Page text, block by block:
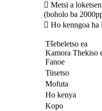
 Metsi a
(boholo ba
 Ho kenngoa ha
Tšebeletso ea
Kamora Thekiso
Fanoe
Tiisetso
Mofuta
Ho kenya
Kopo